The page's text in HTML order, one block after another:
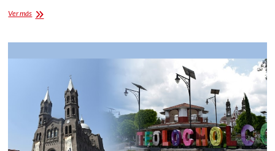
Ver másFeria
Nuez
identidad
con
gastronomía,
cultura
y